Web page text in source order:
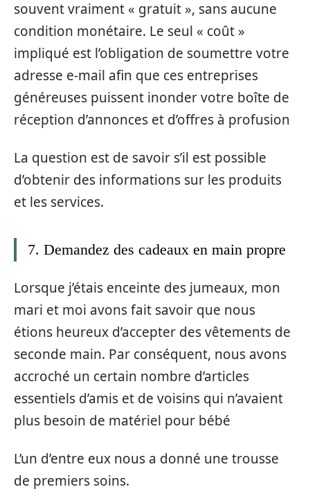
souvent vraiment « gratuit », sans aucune
condition monétaire. Le seul « coût »
impliqué est l’obligation de soumettre votre
adresse e-mail afin que ces entreprises
généreuses puissent inonder votre boîte de
réception d’annonces et d’offres à profusion
La question est de savoir s’il est possible
d’obtenir des informations sur les produits
et les services.
7. Demandez des cadeaux en main propre
Lorsque j’étais enceinte des jumeaux, mon
mari et moi avons fait savoir que nous
étions heureux d’accepter des vêtements de
seconde main. Par conséquent, nous avons
accroché un certain nombre d’articles
essentiels d’amis et de voisins qui n’avaient
plus besoin de matériel pour bébé
L’un d’entre eux nous a donné une trousse
de premiers soins.